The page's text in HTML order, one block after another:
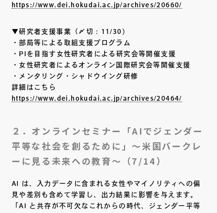
https://www.dei.hokudai.ac.jp/archives/20660/
▼研究者支援事業（〆切：11/30）
・部局等による取組支援プログラム
・PIを目指す女性研究者による研究会等開催支援
・女性研究者によるオンライン国際研究会等開催支援
・メンタリング・シャドウイング研修
詳細はこちら
https://www.dei.hokudai.ac.jp/archives/20464/
２．オンラインセミナー「AIでジェンダー
平等な社会を創るために」〜米国バークレ
ーに見る未来への教育～（7/14）
AI は、入力データに含まれる女性やマイノリティへの偏
見や差別も含めて学習し、出力結果に影響を与えます。
「AI と共存が不可欠なこれからの時代、ジェンダー平等